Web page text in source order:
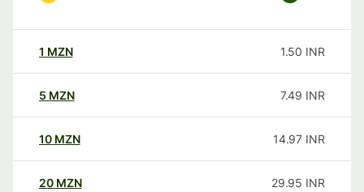
1 MZN 1.50 INR
5 MZN 7.49 INR
10 MZN 14.97 INR
20 MZN 29.95 INR